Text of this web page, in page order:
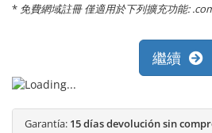
* 免費網域註冊 僅適用於下列擴充功能:
繼續
Garantía: 15 días devolución sin